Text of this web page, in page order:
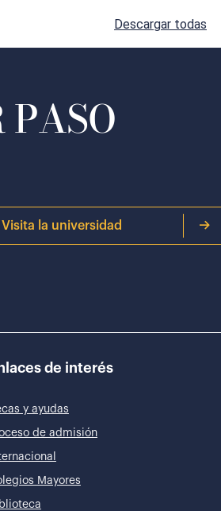
Descargar todas
Visita la universidad
de interés
y ayudas
de admisión
Mayores